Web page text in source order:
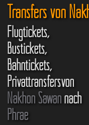
Transfers von
Flugtickets,
Bustickets,
Bahntickets,
Privattransfersvon
Nakhon Sawannach
Phrae